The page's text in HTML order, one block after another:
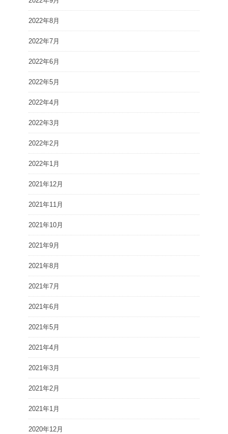
2022年8月
2022年7月
2022年6月
2022年5月
2022年4月
2022年3月
2022年2月
2022年1月
2021年12月
2021年11月
2021年10月
2021年9月
2021年8月
2021年7月
2021年6月
2021年5月
2021年4月
2021年3月
2021年2月
2021年1月
2020年12月